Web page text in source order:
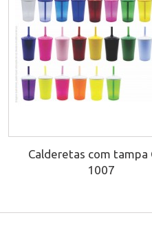
Calderetas com tampa
1007